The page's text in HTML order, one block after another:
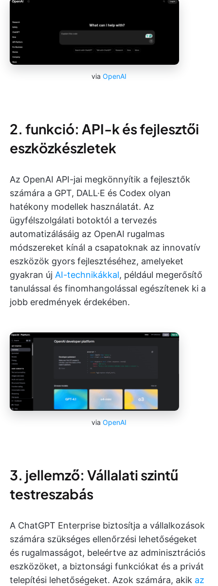
via OpenAI
2. funkció: API-k és fejlesztői
eszközkészletek
Az OpenAI API-jai megkönnyítik a fejlesztők
számára a GPT, DALL·E és Codex olyan
hatékony modellek használatát. Az
ügyfélszolgálati botoktól a tervezés
automatizálásáig az OpenAI rugalmas
módszereket kínál a csapatoknak az innovatív
eszközök gyors fejlesztéséhez, amelyeket
gyakran új AI-technikákkal, például megerősítő
tanulással és finomhangolással egészítenek ki a
jobb eredmények érdekében.
via OpenAI
3. jellemző: Vállalati szintű
testreszabás
A ChatGPT Enterprise biztosítja a vállalkozások
számára szükséges ellenőrzési lehetőségeket
és rugalmasságot, beleértve az adminisztrációs
eszközöket, a biztonsági funkciókat és a privát
telepítési lehetőségeket. Azok számára, akik az